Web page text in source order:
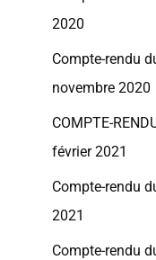
2020
Compte-rendu
novembre 2020
COMPTE-
février 2021
Compte-rendu
2021
Compte-rendu